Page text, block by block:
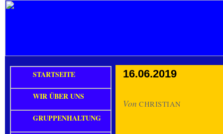
16.06.2019
Von CHRISTIAN
STARTSEITE
WIR ÜBER UNS
GRUPPENHALTUNG